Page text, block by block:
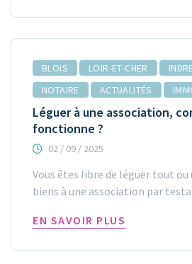
BLOIS LOIR-ET-CHER
NOTAIRE
ACTUALITÉS
Léguer à une association,
fonctionne ?
02 / 09 / 2025
Vous êtes libre de léguer tout ou
biens à une association par
EN SAVOIR PLUS